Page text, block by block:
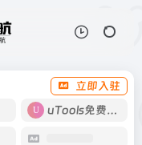
立即入驻
uTools免费工具箱